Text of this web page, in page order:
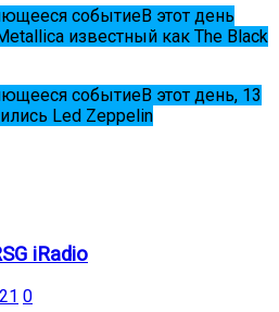
событиеВ этот день
известный как The Black
событиеВ этот день, 13
Led Zeppelin
iRadio
0